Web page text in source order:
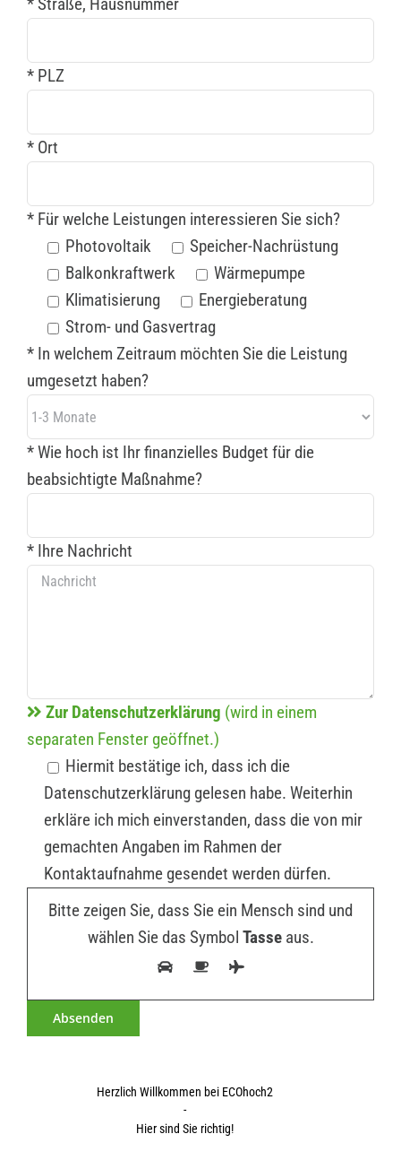
* Straße, Hausnummer
* PLZ
* Ort
* Für welche Leistungen interessieren Sie sich?
Photovoltaik
Speicher-Nachrüstung
Balkonkraftwerk
Wärmepumpe
Klimatisierung
Energieberatung
Strom- und Gasvertrag
* In welchem Zeitraum möchten Sie die Leistung
umgesetzt haben?
* Wie hoch ist Ihr finanzielles Budget für die
beabsichtigte Maßnahme?
* Ihre Nachricht
Zur Datenschutzerklärung (wird in einem
separaten Fenster geöffnet.)
Hiermit bestätige ich, dass ich die
Datenschutzerklärung gelesen habe. Weiterhin
erkläre ich mich einverstanden, dass die von mir
gemachten Angaben im Rahmen der
Kontaktaufnahme gesendet werden dürfen.
Bitte zeigen Sie, dass Sie ein Mensch sind und
wählen Sie das Symbol Tasseaus.
Herzlich Willkommen bei ECOhoch2
-
Hier sind Sie richtig!